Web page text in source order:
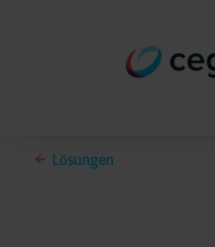
Lösungen